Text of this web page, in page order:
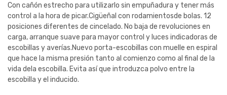
Con cañón estrecho para utilizarlo sin empuñadura y tener más
control a la hora de picar.Cigüeñal con rodamientosde bolas. 12
posiciones diferentes de cincelado. No baja de revoluciones en
carga, arranque suave para mayor control y luces indicadoras de
escobillas y averías.Nuevo porta-escobillas con muelle en espiral
que hace la misma presión tanto al comienzo como al final de la
vida dela escobilla. Evita así que introduzca polvo entre la
escobilla y el inducido.